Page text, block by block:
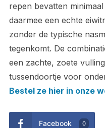
repen bevatten
daarmee een echte
zonder de typische
tegenkomt. De
een zachte, zoete
tussendoortje voor
Bestel ze hier in onze
Facebook 0